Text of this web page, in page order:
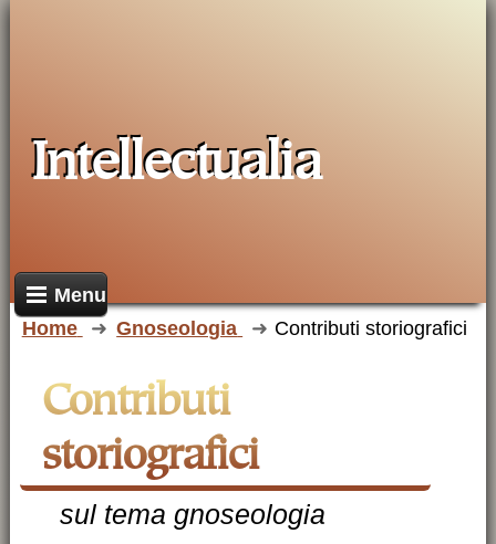
Intellectualia
Menu
Home
Gnoseologia Contributi storiografici
contributi
storiografici
sul tema gnoseologia